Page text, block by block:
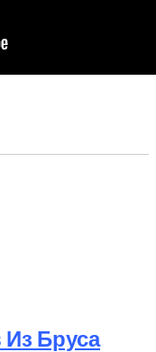
Бруса